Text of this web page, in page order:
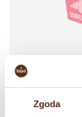
Zgoda
Your
300 g / 340 g